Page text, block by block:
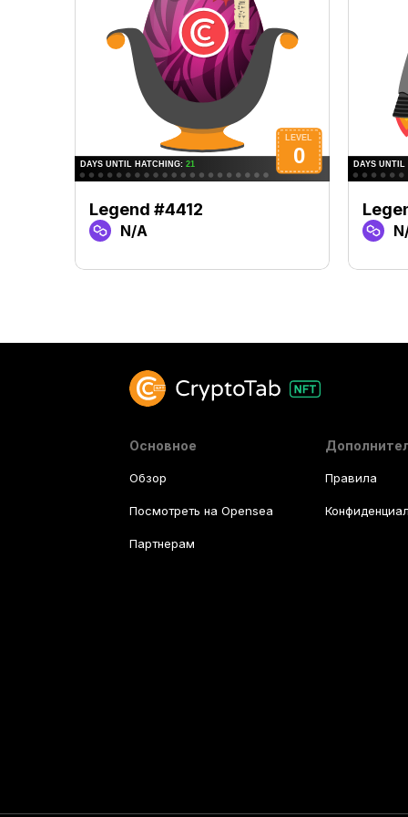
Legend #4412
N/A
Основное
Обзор
Посмотреть на Opensea
Партнерам
Правила